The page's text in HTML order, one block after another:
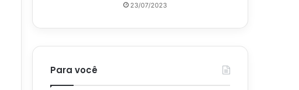
23/07/2023
Para você